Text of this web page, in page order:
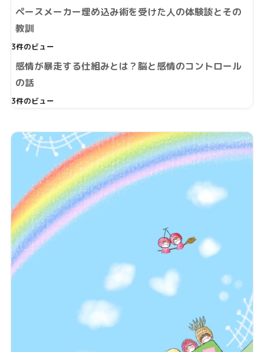
ペースメーカー埋め込み術を受けた人の体験談とその
教訓
3件のビュー
感情が暴走する仕組みとは？脳と感情のコントロール
の話
3件のビュー